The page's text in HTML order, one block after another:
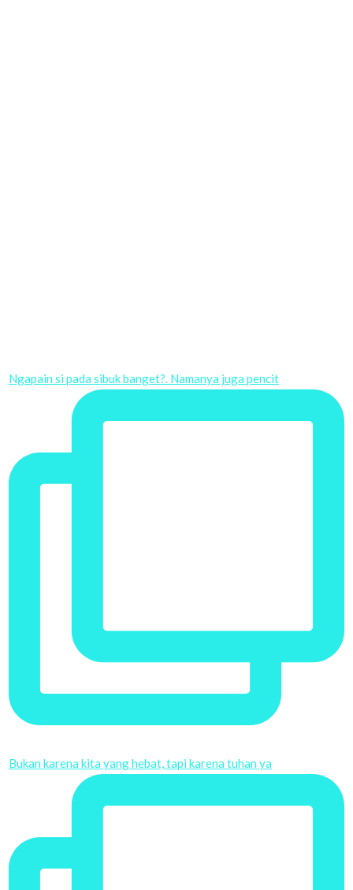
Ngapain si pada sibuk banget?. Namanya juga pencit
Bukan karena kita yang hebat, tapi karena tuhan ya